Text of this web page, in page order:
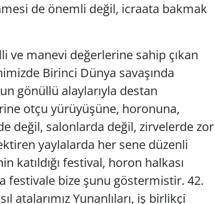
de önemli değil, icraata bakmak
ve manevi değerlerine sahip çıkan
Birinci Dünya savaşında
gönüllü alaylarıyla destan
otçu yürüyüşüne, horonuna,
değil, salonlarda değil, zirvelerde zor
yaylalarda her sene düzenli
katıldığı festival, horon halkası
festivale bize şunu göstermistir. 42.
atalarımız Yunanlıları, iş birlikçi